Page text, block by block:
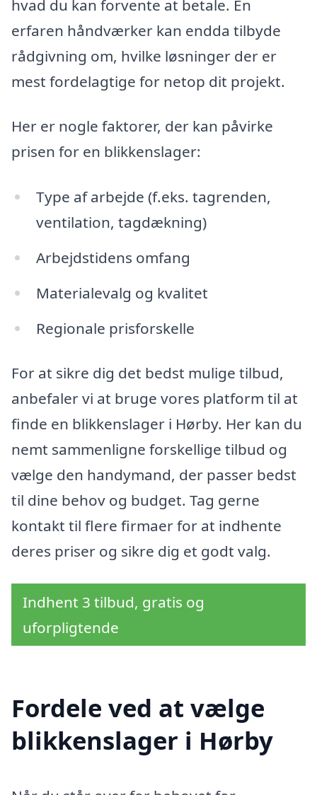
hvad du kan forvente at betale. En
erfaren håndværker kan endda tilbyde
rådgivning om, hvilke løsninger der er
mest fordelagtige for netop dit projekt.
Her er nogle faktorer, der kan påvirke
prisen for en blikkenslager:
Type af arbejde (f.eks. tagrenden,
ventilation, tagdækning)
Arbejdstidens omfang
Materialevalg og kvalitet
Regionale prisforskelle
For at sikre dig det bedst mulige tilbud,
anbefaler vi at bruge vores platform til at
finde en blikkenslager i Hørby. Her kan du
nemt sammenligne forskellige tilbud og
vælge den handymand, der passer bedst
til dine behov og budget. Tag gerne
kontakt til flere firmaer for at indhente
deres priser og sikre dig et godt valg.
Indhent 3 tilbud, gratis og
uforpligtende
Fordele ved at vælge
blikkenslager i Hørby